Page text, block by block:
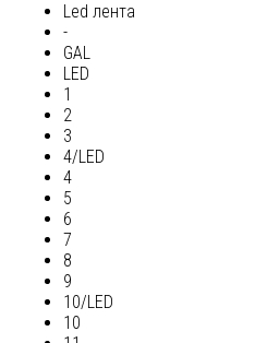
Led лента
-
GAL
LED
1
2
3
4/LED
4
5
6
7
8
9
10/LED
10